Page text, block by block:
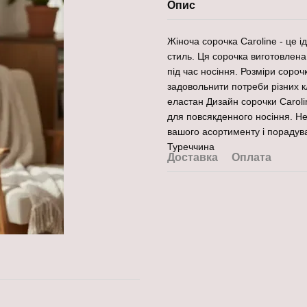
Опис
Жіноча сорочка Caroline - це
стиль. Ця сорочка виготовлена
під час носіння. Розміри
задовольнити потреби різних
еластан Дизайн сорочки
для повсякденного носіння.
вашого асортименту і
Туреччина
Доставка Оплата